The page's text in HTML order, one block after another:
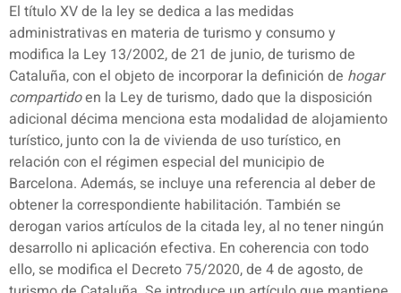
El título XV de la ley se dedica a las medidas
administrativas en materia de turismo y consumo y
modifica la Ley 13/2002, de 21 de junio, de turismo de
Cataluña, con el objeto de incorporar la definición de hogar
compartidoen la Ley de turismo, dado que la disposición
adicional décima menciona esta modalidad de alojamiento
turístico, junto con la de vivienda de uso turístico, en
relación con el régimen especial del municipio de
Barcelona. Además, se incluye una referencia al deber de
obtener la correspondiente habilitación. También se
derogan varios artículos de la citada ley, al no tener ningún
desarrollo ni aplicación efectiva. En coherencia con todo
ello, se modifica el Decreto 75/2020, de 4 de agosto, de